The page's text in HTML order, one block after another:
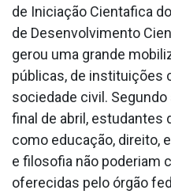
de Iniciação Cienta­fica
de Desenvolvimento
gerou uma grande
públicas, de instituições
sociedade civil. Segundo
final de abril, estudantes
como educação, direito,
e filosofia não poderiam
oferecidas pelo órgão